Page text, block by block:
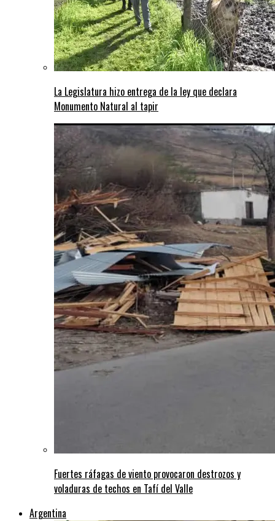
La Legislatura hizo entrega de la ley que declara
Monumento Natural al tapir
Fuertes ráfagas de viento provocaron destrozos y
voladuras de techos en Tafí del Valle
Argentina